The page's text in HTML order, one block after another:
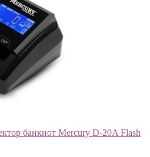
банкнот Mercury D-20A Flash